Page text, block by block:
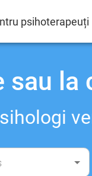
psihoterapeuți
sau la